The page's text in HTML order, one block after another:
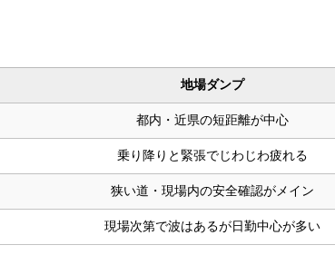
地場ダンプ
都内・近県の短距離が中心
乗り降りと緊張でじわじわ疲れる
狭い道・現場内の安全確認がメイン
現場次第で波はあるが日勤中心が多い